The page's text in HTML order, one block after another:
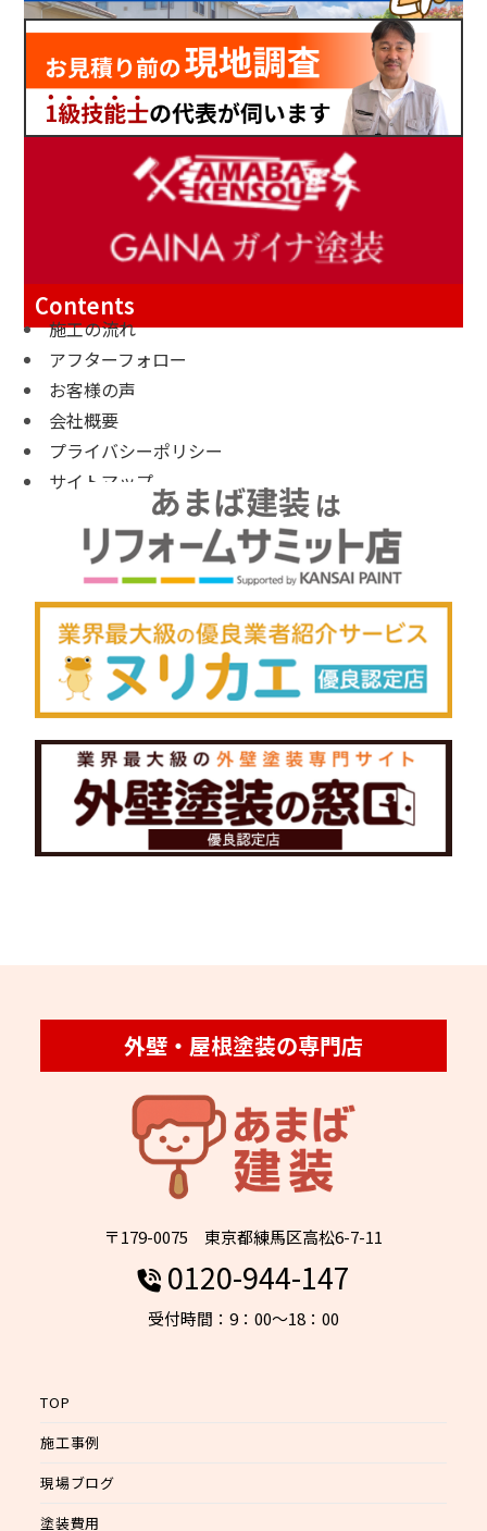
Contents
施工の流れ
アフターフォロー
お客様の声
会社概要
プライバシーポリシー
サイトマップ
外壁・屋根塗装の専門店
〒179-0075 東京都練馬区高松6-7-11
0120-944-147
受付時間：9：00～18：00
TOP
施工事例
現場ブログ
塗装費用